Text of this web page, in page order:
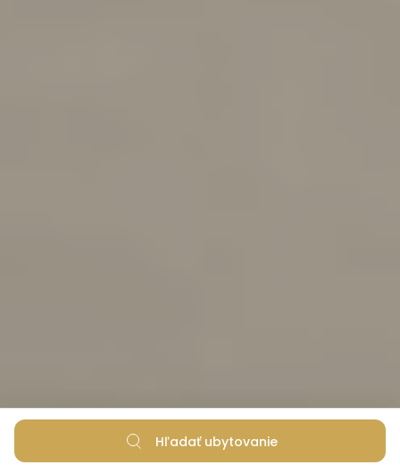
Hľadať ubytovanie